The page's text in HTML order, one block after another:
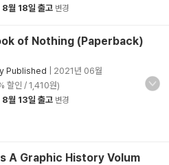
8월 18일 출고 변경
of Nothing (Paperback)
Published
2021년 06월
할인 / 1,410원)
8월 13일 출고 변경
A Graphic History Volum